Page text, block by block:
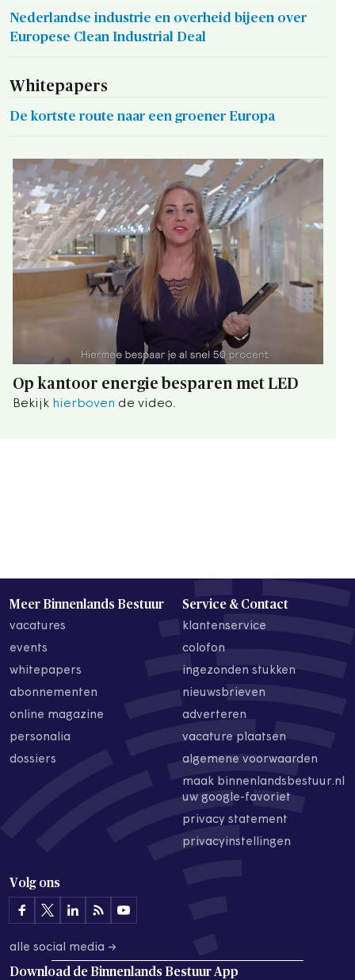
Nederlandse industrie en overheid bijeen over
Europese Clean Industrial Deal
Whitepapers
De kortste route naar een groener Europa
Op kantoor energie besparen met LED
Bekijk hierboven de video.
Meer Binnenlands Bestuur
vacatures
events
whitepapers
abonnementen
online magazine
personalia
dossiers
Service & Contact
klantenservice
colofon
ingezonden stukken
nieuwsbrieven
adverteren
vacature plaatsen
algemene voorwaarden
maak binnenlandsbestuur.nl
uw google-favoriet
privacy statement
privacyinstellingen
Volg ons
alle social media →
Download de Binnenlands Bestuur App